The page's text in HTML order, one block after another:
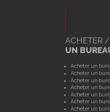
ACHETER
UN
Acheter un
Acheter un
Acheter un
Acheter un
Acheter un
Acheter un
Acheter un